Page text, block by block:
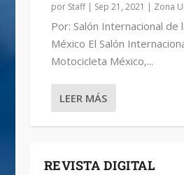
por Staff| Sep 21, 2021 | Zona
Por: Salón Internacional de
México El Salón
Motocicleta México,...
LEER MÁS
REVISTA DIGITAL